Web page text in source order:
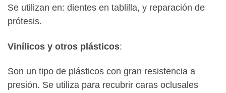
Se utilizan en: dientes en tablilla, y reparación de
prótesis.
Vinílicos y otros plásticos:
Son un tipo de plásticos con gran resistencia a
presión. Se utiliza para recubrir caras oclusales